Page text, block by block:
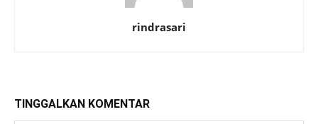
rindrasari
TINGGALKAN KOMENTAR